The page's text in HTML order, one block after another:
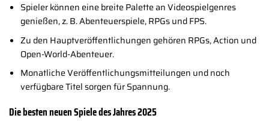
Spieler können eine breite Palette an Videospielgenres
genießen, z. B. Abenteuerspiele, RPGs und FPS.
Zu den Hauptveröffentlichungen gehören RPGs, Action und
Open-World-Abenteuer.
Monatliche Veröffentlichungsmitteilungen und noch
verfügbare Titel sorgen für Spannung.
Die besten neuen Spiele des Jahres 2025